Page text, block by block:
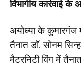
विभागीय कार्रवाई
अयोध्या के कुमारगंज
तैनात डॉ. सोनम
मैटरनिटी विंग में